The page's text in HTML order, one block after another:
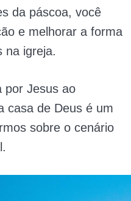
da páscoa, você
e melhorar a forma
na igreja.
por Jesus ao
casa de Deus é um
sobre o cenário